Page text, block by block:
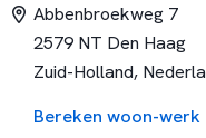
Abbenbroekweg 7
2579 NT Den Haag
Zuid-Holland,
Bereken woon-